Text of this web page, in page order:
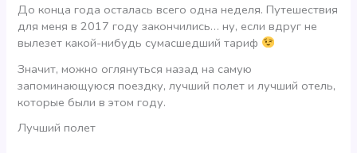
До конца года осталась всего одна неделя. Путешествия
для меня в 2017 году закончились… ну, если вдруг не
вылезет какой-нибудь сумасшедший тариф
Значит, можно оглянуться назад на самую
запоминающуюся поездку, лучший полет и лучший отель,
которые были в этом году.
Лучший полет